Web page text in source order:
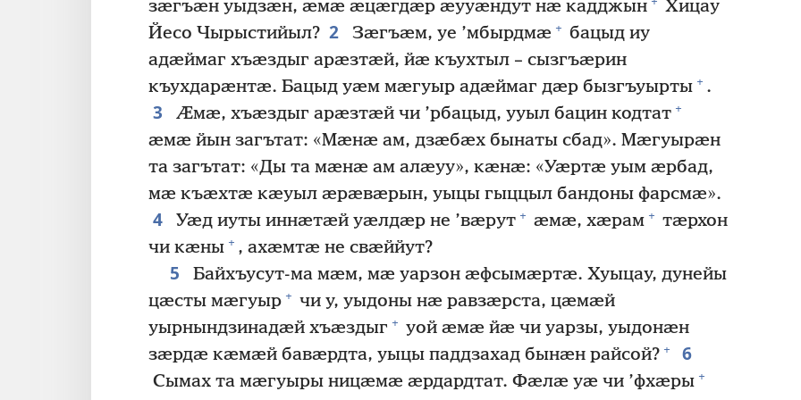
зӕгъӕн уыдзӕн, ӕмӕ ӕцӕгдӕр ӕууӕндут нӕ кадджын
Хицау
Йесо Чырыстийыл? 2 Зӕгъӕм, уе ’мбырдмӕ + бацыд иу
адӕймаг хъӕздыг арӕзтӕй, йӕ къухтыл – сызгъӕрин
къухдарӕнтӕ. Бацыд уӕм мӕгуыр адӕймаг дӕр бызгъуырты + .
3 Ӕмӕ, хъӕздыг арӕзтӕй чи ’рбацыд, ууыл бацин кодтат +
ӕмӕ йын загътат: «Мӕнӕ ам, дзӕбӕх бынаты сбад». Мӕгуырӕн
та загътат: «Ды та мӕнӕ ам алӕуу», кӕнӕ: «Уӕртӕ уым ӕрбад,
мӕ къӕхтӕ кӕуыл ӕрӕвӕрын, уыцы гыццыл бандоны фарсмӕ».
4 Уӕд иуты иннӕтӕй уӕлдӕр не ’вӕрут + ӕмӕ, хӕрам + тӕрхон
чи кӕны + , ахӕмтӕ не свӕййут?
5
Байхъусут-ма мӕм, мӕ уарзон ӕфсымӕртӕ. Хуыцау, дунейы
цӕсты мӕгуыр + чи у, уыдоны нӕ равзӕрста, цӕмӕй
уырнындзинадӕй хъӕздыг + уой ӕмӕ йӕ чи уарзы, уыдонӕн
зӕрдӕ кӕмӕй бавӕрдта, уыцы паддзахад бынӕн райсой? + 6
Сымах та мӕгуыры ницӕмӕ ӕрдардтат. Фӕлӕ уӕ чи ’фхӕры +